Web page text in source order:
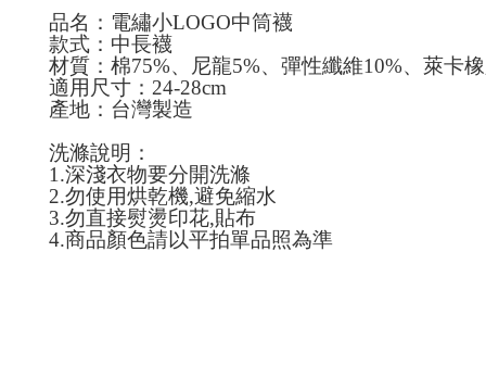
品名：電繡小LOGO中筒襪
款式：中長襪
材質：棉75%、尼龍5%、彈性纖維10%、萊卡
適用尺寸：24-28cm
產地：台灣製造
洗滌說明：
1.深淺衣物要分開洗滌
2.勿使用烘乾機,避免縮水
3.勿直接熨燙印花,貼布
4.商品顏色請以平拍單品照為準